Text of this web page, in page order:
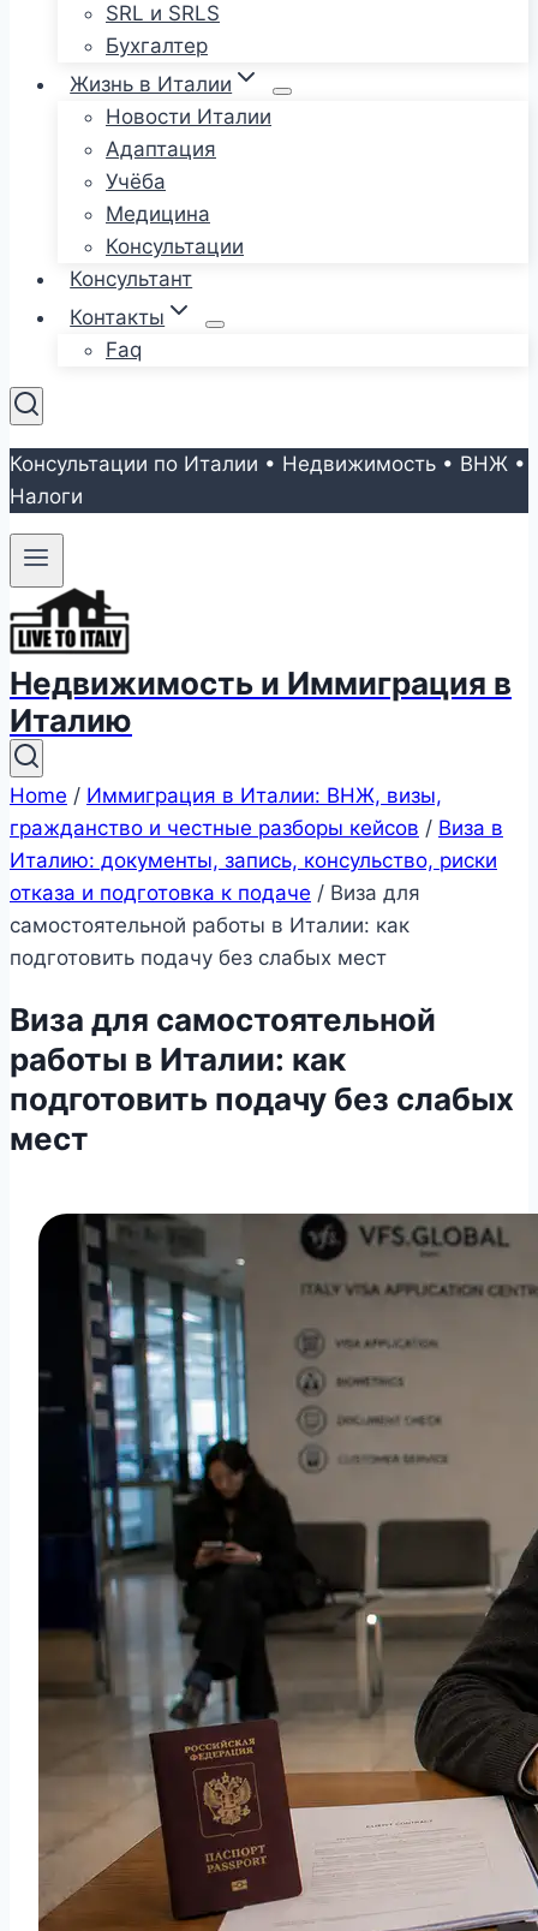
SRL и SRLS
Бухгалтер
Жизнь в Италии
Новости Италии
Адаптация
Учёба
Медицина
Консультации
Консультант
Контакты
Faq
Консультации по Италии • Недвижимость • ВНЖ •
Налоги
Недвижимость и Иммиграция в
Италию
Home / Иммиграция в Италии: ВНЖ, визы,
гражданство и честные разборы кейсов / Виза в
Италию: документы, запись, консульство, риски
отказа и подготовка к подаче / Виза для
самостоятельной работы в Италии: как
подготовить подачу без слабых мест
Виза для самостоятельной
работы в Италии: как
подготовить подачу без слабых
мест